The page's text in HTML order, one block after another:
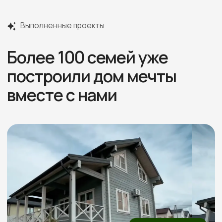
Более 60 +
положительных отзывов
Реальные видео-отзывы
от наших клиентов
Всего
3 минуты